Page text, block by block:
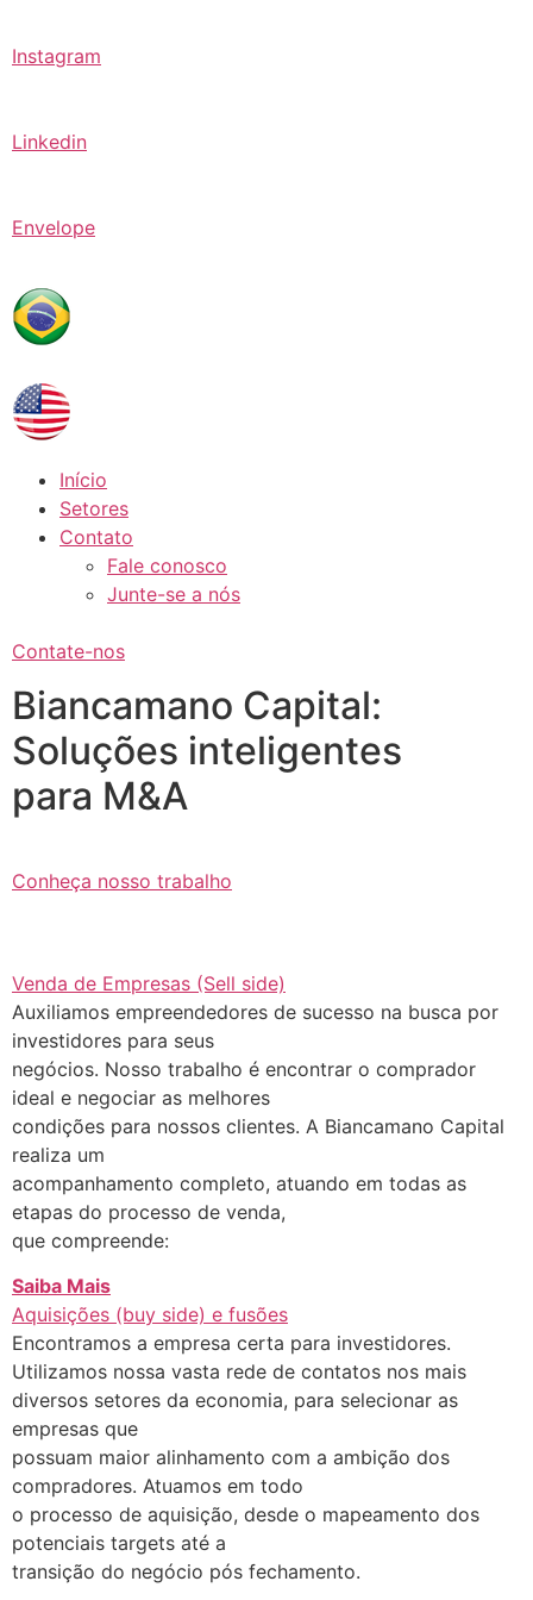
Instagram
Linkedin
Envelope
Início
Setores
Contato
Fale conosco
Junte-se a nós
Contate-nos
Biancamano Capital:
Soluções inteligentes
para M&A
Conheça nosso trabalho
Venda de Empresas (Sell side)
Auxiliamos empreendedores de sucesso na busca por
investidores para seus
negócios. Nosso trabalho é encontrar o comprador
ideal e negociar as melhores
condições para nossos clientes. A Biancamano Capital
realiza um
acompanhamento completo, atuando em todas as
etapas do processo de venda,
que compreende:
Saiba Mais
Aquisições (buy side) e fusões
Encontramos a empresa certa para investidores.
Utilizamos nossa vasta rede de contatos nos mais
diversos setores da economia, para selecionar as
empresas que
possuam maior alinhamento com a ambição dos
compradores. Atuamos em todo
o processo de aquisição, desde o mapeamento dos
potenciais targets até a
transição do negócio pós fechamento.